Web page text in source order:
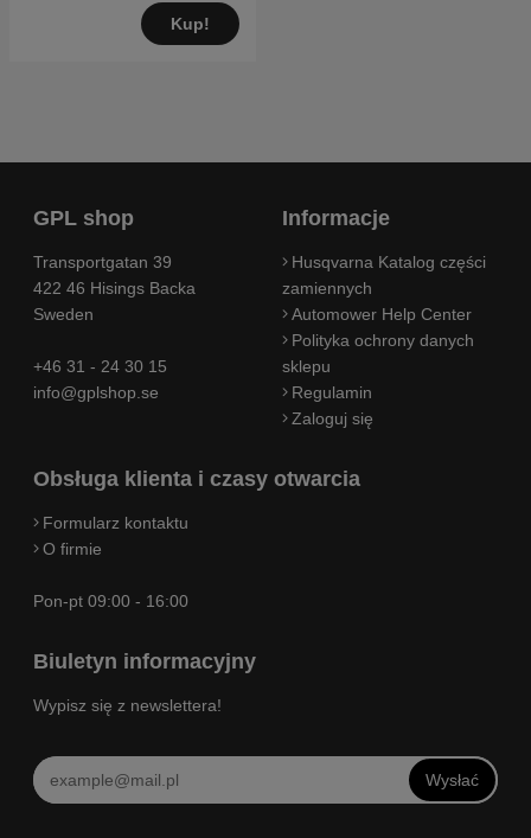
Kup!
GPL shop
Transportgatan 39
422 46 Hisings Backa
Sweden
+46 31 - 24 30 15
info@gplshop.se
Informacje
Husqvarna Katalog części
zamiennych
Automower Help Center
Polityka ochrony danych
sklepu
Regulamin
Zaloguj się
Obsługa klienta i czasy otwarcia
Formularz kontaktu
O firmie
Pon-pt 09:00 - 16:00
Biuletyn informacyjny
Wypisz się z newslettera!
Wysłać